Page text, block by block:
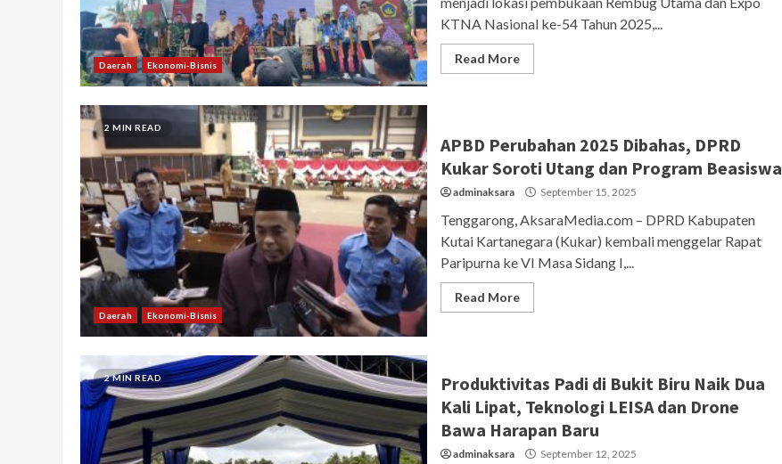
Daerah Ekonomi-Bisnis
KTNA Nasional ke-54 Tahun 2025,...
Read More
2 MIN READ
Daerah Ekonomi-Bisnis
APBD Perubahan 2025 Dibahas, DPRD
Kukar Soroti Utang dan Program Beasiswa
adminaksara September 15, 2025
Tenggarong, AksaraMedia.com – DPRD Kabupaten
Kutai Kartanegara (Kukar) kembali menggelar Rapat
Paripurna ke VI Masa Sidang I,...
Read More
2 MIN READ
Produktivitas Padi di Bukit Biru Naik Dua
Kali Lipat, Teknologi LEISA dan Drone
Bawa Harapan Baru
adminaksara September 12, 2025